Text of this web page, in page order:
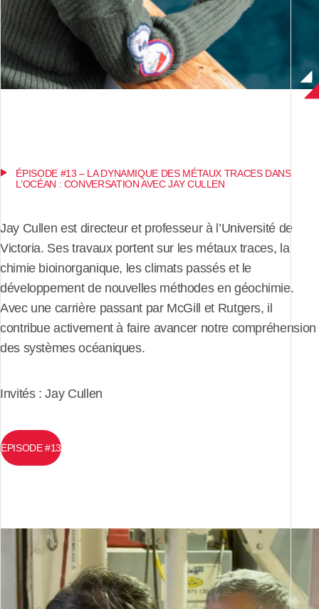
ÉPISODE #13 – LA DYNAMIQUE DES MÉTAUX TRACES DANS
L’OCÉAN : CONVERSATION AVEC JAY CULLEN
Jay Cullen est directeur et professeur à l’Université de
Victoria. Ses travaux portent sur les métaux traces, la
chimie bioinorganique, les climats passés et le
développement de nouvelles méthodes en géochimie.
Avec une carrière passant par McGill et Rutgers, il
contribue activement à faire avancer notre compréhension
des systèmes océaniques.
Invités : Jay Cullen
ÉPISODE #13